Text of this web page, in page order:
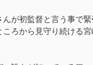
が初監督と言う事で緊
ころから見守り続ける